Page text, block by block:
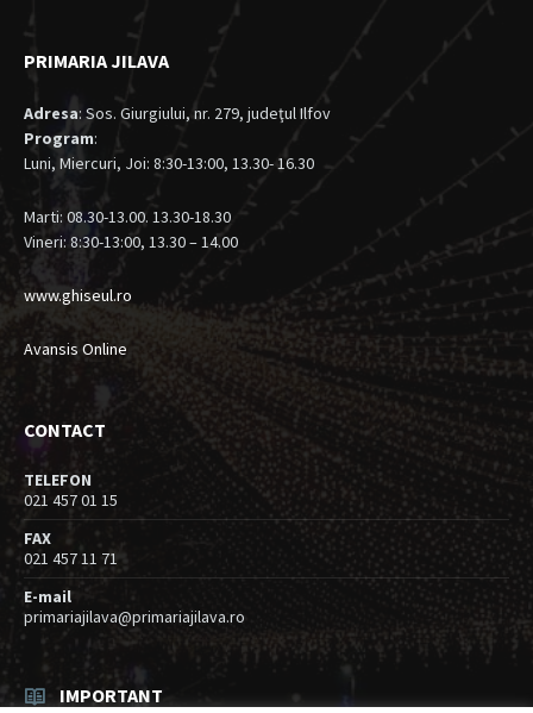
PRIMARIA JILAVA
Adresa: Sos. Giurgiului, nr. 279, judeţul Ilfov
Program:
Luni, Miercuri, Joi: 8:30-13:00, 13.30- 16.30
Marti: 08.30-13.00. 13.30-18.30
Vineri: 8:30-13:00, 13.30 – 14.00
www.ghiseul.ro
Avansis Online
CONTACT
TELEFON
021 457 01 15
FAX
021 457 11 71
E-mail
primariajilava@primariajilava.ro
IMPORTANT